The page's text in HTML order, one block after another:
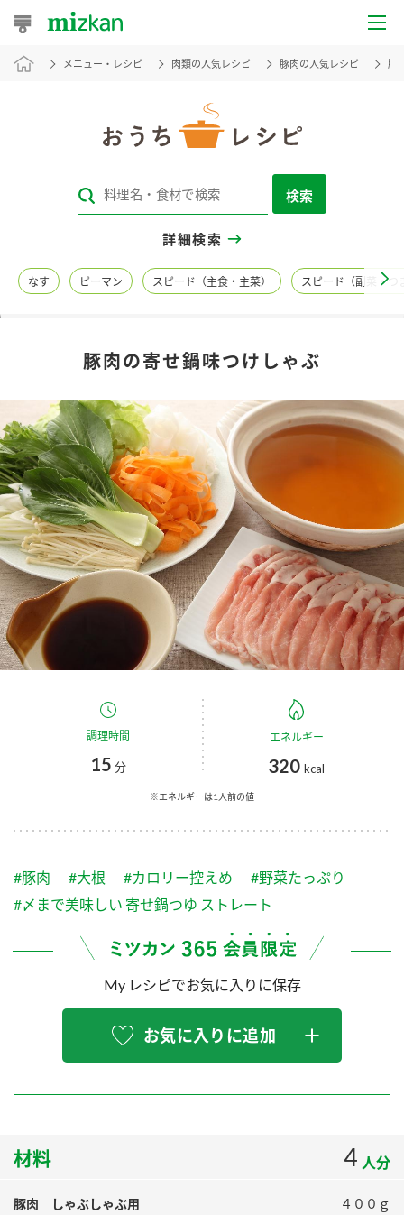
おうちレシピ
レシピカテゴリ一覧
レシピ名特集
商品情報
商品カテゴリ
酢
お酢ドリンク ぽん酢
みりん風・料理酒 鍋用調味料
スープ 中華
ふりかけ おすしの素
炊き込みご飯の素 米飯用調味液
新商品一覧
キャンペーン情報
ブランド・スペシャルサイト
ブランド・スペシャルサイト トップ
商品ブランドサイト
Fibee（ファイビー）
カンタン酢
お酢ドリンク
かおりの蔵
つゆ
鍋なび
納豆のサイト
お酢を知ろう！
ぽん酢サワー
国内事業概要
ミツカングループについて
企業理念
ミツカンを知る
水の文化センター（アーカイブ）
ZENB initiative
MIM（ミツカンミュージアム）
お客様相談センター
お客様の声をいかしました
販売終了製品のご案内
よくあるご質問
地図から取り扱い店舗を探す
メニュー・レシピ 肉類の人気レシピ 豚肉の人気レシピ 豚
検索
詳細検索
なす ピーマン スピード（主食・主菜） スピード（副菜・つ
豚肉の寄せ鍋味つけしゃぶ
調理時間
15 分
エネルギー
320 kcal
※エネルギーは1人前の値
#豚肉 #大根 #カロリー控えめ
#野菜たっぷり
#〆まで美味しい 寄せ鍋つゆ ストレート
My レシピでお気に入りに保存
お気に入りに追加
材料 4 人分
豚肉 しゃぶしゃぶ用 ４００ｇ